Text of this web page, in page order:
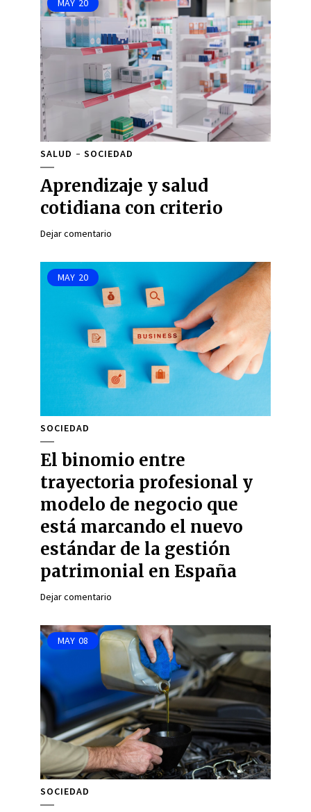
MAY 20
SALUD SOCIEDAD
Aprendizaje y salud
cotidiana con criterio
Dejar comentario
MAY 20
SOCIEDAD
El binomio entre
trayectoria profesional y
modelo de negocio que
está marcando el nuevo
estándar de la gestión
patrimonial en España
Dejar comentario
MAY 08
SOCIEDAD